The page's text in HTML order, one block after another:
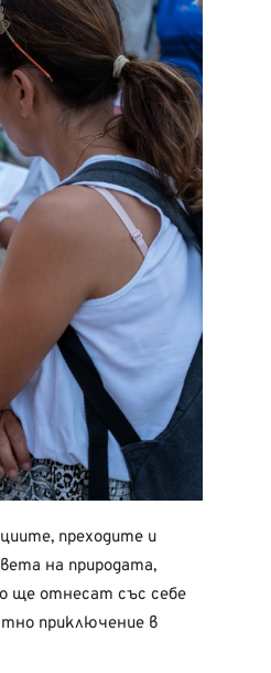
преходите и
на природата,
ще отнесат със себе
приключение в